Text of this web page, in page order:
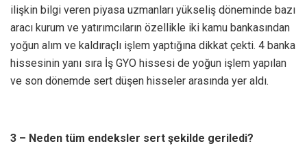
ilişkin bilgi veren piyasa uzmanları yükseliş döneminde bazı
aracı kurum ve yatırımcıların özellikle iki kamu bankasından
yoğun alım ve kaldıraçlı işlem yaptığına dikkat çekti. 4 banka
hissesinin yanı sıra İş GYO hissesi de yoğun işlem yapılan
ve son dönemde sert düşen hisseler arasında yer aldı.
3 – Neden tüm endeksler sert şekilde geriledi?